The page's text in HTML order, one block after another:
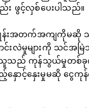
း ဖွင့်လှစ်ပေးပါသည်။
းနှုန်းအတက်အကျကိုမဆို
းလဲမှုများကို သင်အမ
ြုသူသည် ကုန်သွယ်မှုတစ်
င့်နှေးမှုမဆို ငွေကုန်ကျ